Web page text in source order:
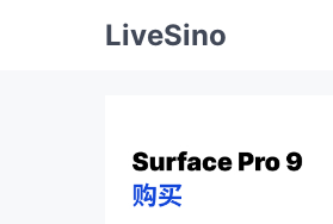
LiveSino